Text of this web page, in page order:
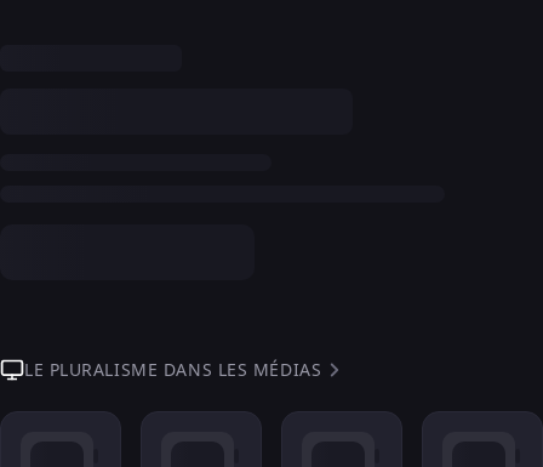
LE PLURALISME DANS LES MÉDIAS